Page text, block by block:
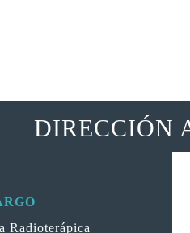
DIRECCIÓN
Radioterápica